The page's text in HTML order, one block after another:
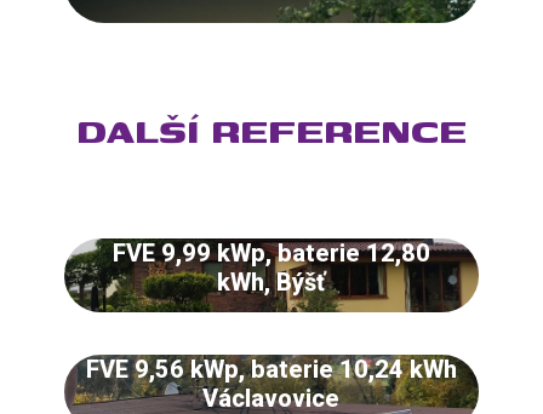
DALŠÍ REFERENCE
FVE 9,99 kWp, baterie 12,80
kWh, Býšť
FVE 9,56 kWp, baterie 10,24 kWh
Václavovice